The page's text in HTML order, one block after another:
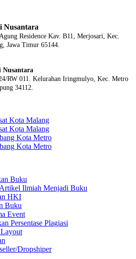
Nusantara
Residence Kav. B11, Merjosari, Kec.
Jawa Timur 65144.
Nusantara
RW 011. Kelurahan Iringmulyo, Kec. Metro
34112.
Kota Malang
Kota Malang
Kota Metro
Kota Metro
Buku
Ilmiah Menjadi Buku
HKI
Buku
Event
Persentase Plagiasi
Dropshiper